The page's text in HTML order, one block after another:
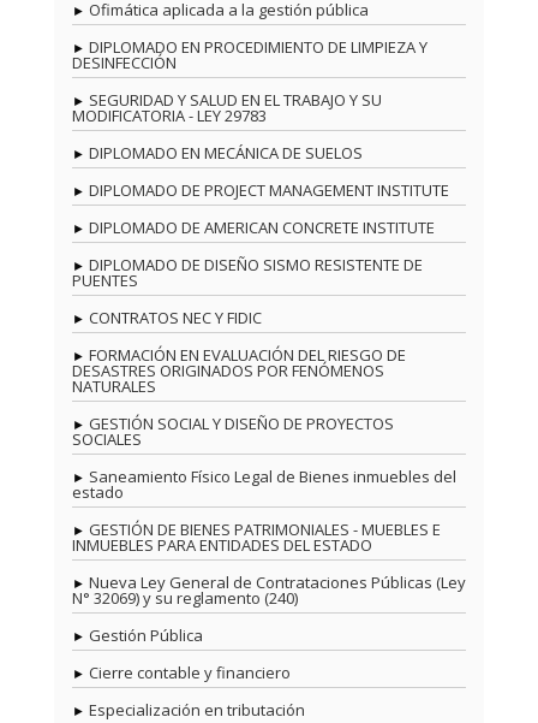
Ofimática aplicada a la gestión pública
DIPLOMADO EN PROCEDIMIENTO DE LIMPIEZA Y
DESINFECCIÓN
SEGURIDAD Y SALUD EN EL TRABAJO Y SU
MODIFICATORIA - LEY 29783
DIPLOMADO EN MECÁNICA DE SUELOS
DIPLOMADO DE PROJECT MANAGEMENT INSTITUTE
DIPLOMADO DE AMERICAN CONCRETE INSTITUTE
DIPLOMADO DE DISEÑO SISMO RESISTENTE DE
PUENTES
CONTRATOS NEC Y FIDIC
FORMACIÓN EN EVALUACIÓN DEL RIESGO DE
DESASTRES ORIGINADOS POR FENÓMENOS
NATURALES
GESTIÓN SOCIAL Y DISEÑO DE PROYECTOS
SOCIALES
Saneamiento Físico Legal de Bienes inmuebles del
estado
GESTIÓN DE BIENES PATRIMONIALES - MUEBLES E
INMUEBLES PARA ENTIDADES DEL ESTADO
Nueva Ley General de Contrataciones Públicas (Ley
N° 32069) y su reglamento (240)
Gestión Pública
Cierre contable y financiero
Especialización en tributación